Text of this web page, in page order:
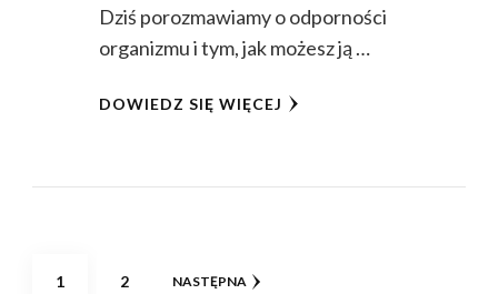
Dziś porozmawiamy o odporności
organizmu i tym, jak możesz ją …
DOWIEDZ SIĘ WIĘCEJ
Stronicowanie
STRONA
1 STRONA
2 NASTĘPNA